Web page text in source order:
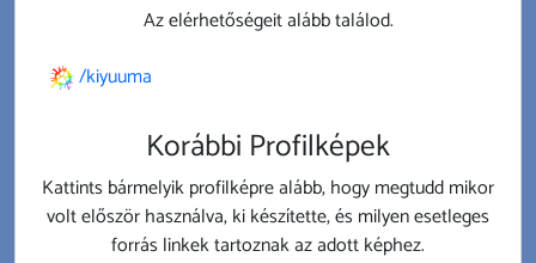
Az elérhetőségeit alább találod.
/kiyuuma
Korábbi Profilképek
Kattints bármelyik profilképre alább, hogy megtudd mikor
volt először használva, ki készítette, és milyen esetleges
forrás linkek tartoznak az adott képhez.